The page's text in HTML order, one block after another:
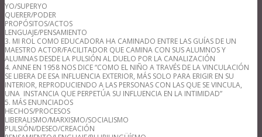
YO/SUPERYO
QUERER/PODER
PROPÓSITOS/ACTOS
LENGUAJE/PENSAMIENTO
3. MI ROL COMO EDUCADORA HA CAMINADO ENTRE LAS GUÍAS DE UN
MAESTRO ACTOR/FACILITADOR QUE CAMINA CON SUS ALUMNOS Y
ALUMNAS DESDE LA PULSIÓN AL DUELO POR LA CANALIZACIÓN
4. ANNE EN 1958 NOS DICE “COMO EL NIÑO A TRAVÉS DE LA VINCULACIÓN
SE LIBERA DE ESA INFLUENCIA EXTERIOR, MÁS SOLO PARA ERIGIR EN SU
INTERIOR, REPRODUCIENDO A LAS PERSONAS CON LAS QUE SE VINCULA,
UNA INSTANCIA QUE PERPETÚA SU INFLUENCIA EN LA INTIMIDAD”
5. MÁS ENUNCIADOS
HECHOS/PROCESOS
LIBERALISMO/MARXISMO/SOCIALISMO
PULSIÓN/DESEO/CREACIÓN